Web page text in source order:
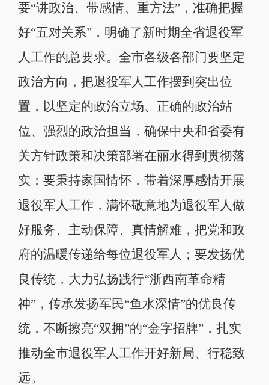
要“讲政治、带感情、重方法”，准确把握
好“五对关系”，明确了新时期全省退役军
人工作的总要求。全市各级各部门要坚定
政治方向，把退役军人工作摆到突出位
置，以坚定的政治立场、正确的政治站
位、强烈的政治担当，确保中央和省委有
关方针政策和决策部署在丽水得到贯彻落
实；要秉持家国情怀，带着深厚感情开展
退役军人工作，满怀敬意地为退役军人做
好服务、主动保障、真情解难，把党和政
府的温暖传递给每位退役军人；要发扬优
良传统，大力弘扬践行“浙西南革命精
神”，传承发扬军民“鱼水深情”的优良传
统，不断擦亮“双拥”的“金字招牌”，扎实
推动全市退役军人工作开好新局、行稳致
远。